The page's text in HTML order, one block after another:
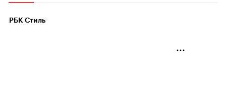
РБК Стиль